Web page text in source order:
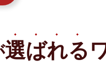
選ばれる